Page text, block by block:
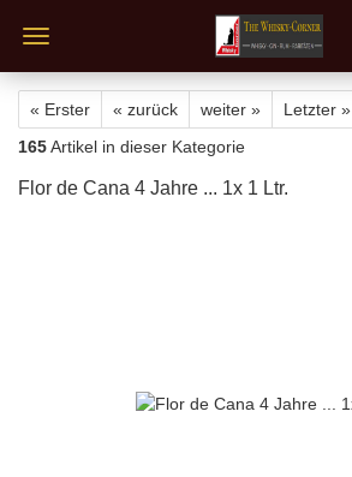
« Erster « zurück weiter »
Letzter »
165Artikel in dieser Kategorie
Flor de Cana 4 Jahre ... 1x 1 Ltr.